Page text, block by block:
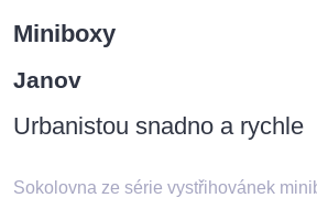
Miniboxy
Janov
Urbanistou snadno a rychle
Sokolovna ze série vystřihovánek